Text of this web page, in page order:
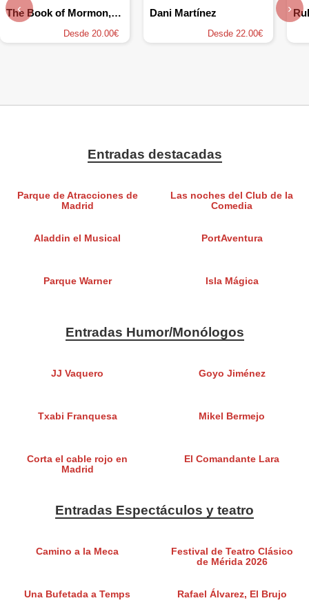
The Book of Mormon, el musical
Desde 20.00€
Dani Martínez
Desde 22.00€
‹ ›
Entradas destacadas
Parque de Atracciones de
Madrid
Las noches del Club de la
Comedia
Aladdin el Musical PortAventura
Parque Warner Isla Mágica
Entradas Humor/Monólogos
JJ Vaquero Goyo Jiménez
Txabi Franquesa Mikel Bermejo
Corta el cable rojo en
Madrid
El Comandante Lara
Entradas Espectáculos y teatro
Camino a la Meca
Festival de Teatro Clásico
de Mérida 2026
Una Bufetada a Temps Rafael Álvarez, El Brujo